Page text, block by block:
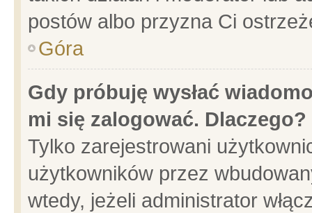
postów albo przyzna Ci
Góra
Gdy próbuję wysłać
mi się zalogować. Dlaczego?
Tylko zarejestrowani
użytkowników przez
wtedy, jeżeli administrator